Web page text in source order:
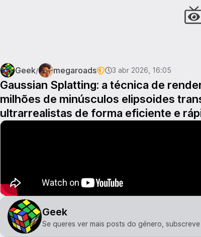
Geek/ megaroads 3 abr 2026, 16:05
Gaussian Splatting: a técnica de
milhões de minúsculos elipsoides
ultrarrealistas de forma eficiente e
Geek
Se queres ver mais posts do género,